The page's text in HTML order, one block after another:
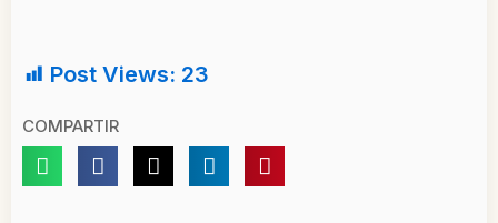
Post Views: 23
COMPARTIR